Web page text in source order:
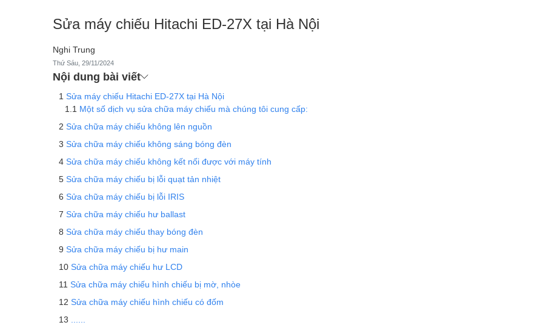
Sửa máy chiếu Hitachi ED-27X tại Hà Nội
Nghi Trung
Thứ Sáu, 29/11/2024
Nội dung bài viết
Sửa máy chiếu Hitachi ED-27X tại Hà Nội
Một số dịch vụ sửa chữa máy chiếu mà chúng tôi cung cấp:
Sửa chữa máy chiếu không lên nguồn
Sửa chữa máy chiếu không sáng bóng đèn
Sửa chữa máy chiếu không kết nối được với máy tính
Sửa chữa máy chiếu bị lỗi quạt tản nhiệt
Sửa chữa máy chiếu bị lỗi IRIS
Sửa chữa máy chiếu hư ballast
Sửa chữa máy chiếu thay bóng đèn
Sửa chữa máy chiếu bị hư main
Sửa chữa máy chiếu hư LCD
Sửa chữa máy chiếu hình chiếu bị mờ, nhòe
Sửa chữa máy chiếu hình chiếu có đốm